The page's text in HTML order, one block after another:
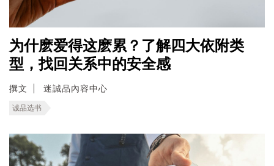
为什麽爱得这麽累？了解四大依附类
型，找回关系中的安全感
撰文 迷誠品內容中心
诚品选书